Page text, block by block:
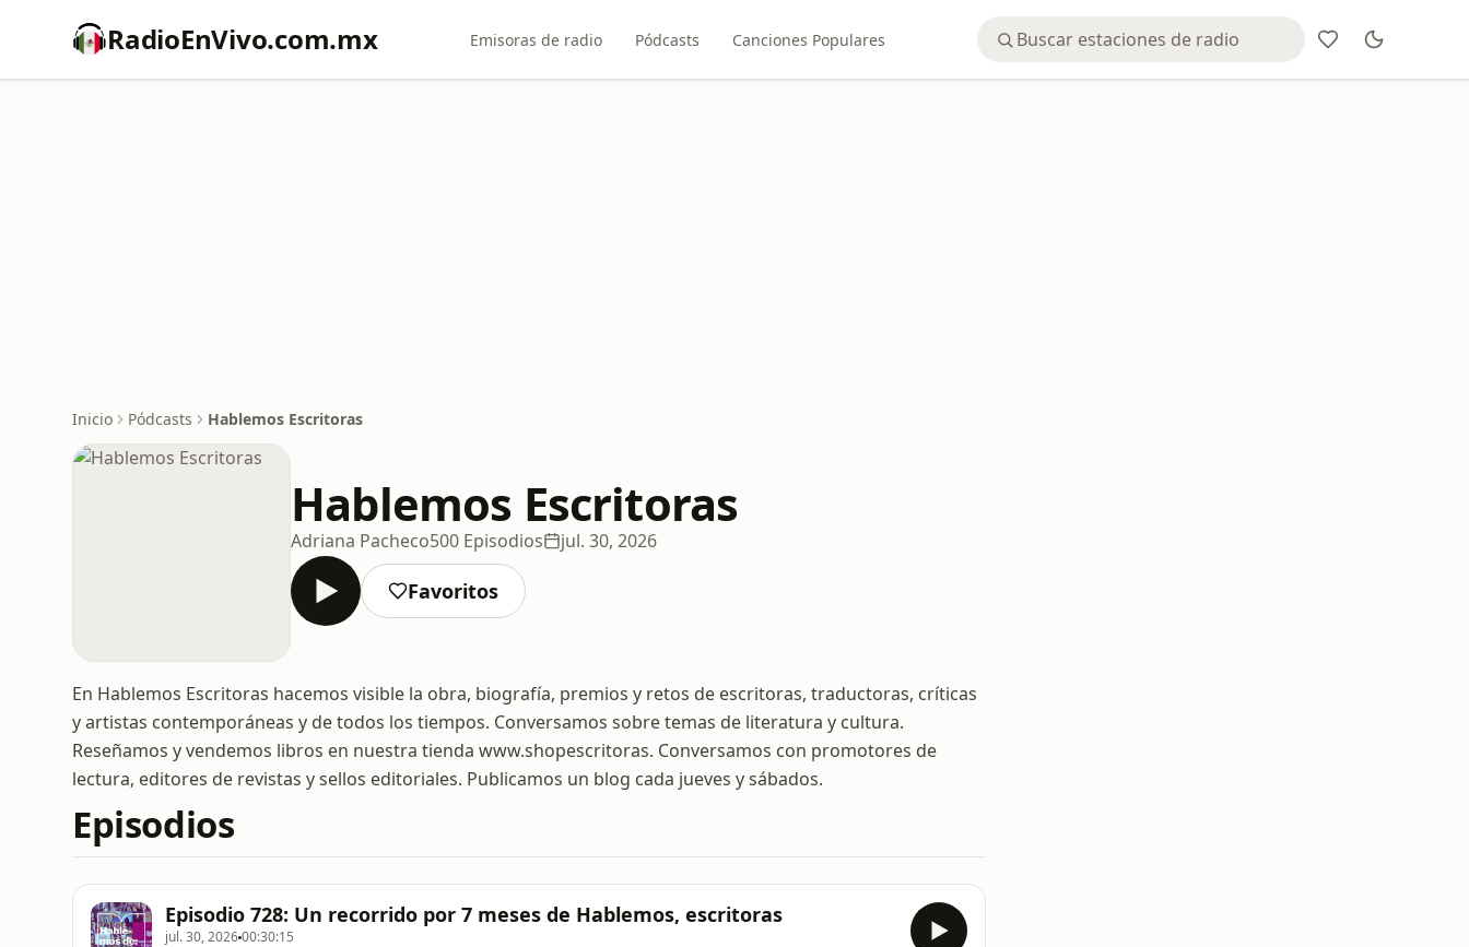
RadioEnVivo.com.mx Emisoras de radio Pódcasts Canciones Populares
Inicio Pódcasts Hablemos Escritoras
Hablemos Escritoras
Adriana Pacheco500 Episodios jul. 30, 2026
Favoritos
En Hablemos Escritoras hacemos visible la obra, biografía, premios y retos de escritoras, traductoras, críticas
y artistas contemporáneas y de todos los tiempos. Conversamos sobre temas de literatura y cultura.
Reseñamos y vendemos libros en nuestra tienda www.shopescritoras. Conversamos con promotores de
lectura, editores de revistas y sellos editoriales. Publicamos un blog cada jueves y sábados.
Episodios
Episodio 728: Un recorrido por 7 meses de Hablemos, escritoras
jul. 30, 202600:30:15